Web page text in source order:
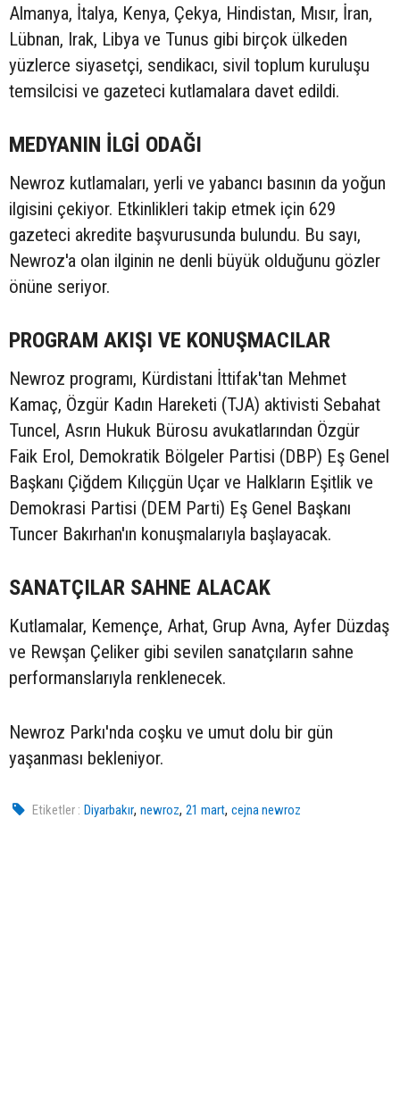
Almanya, İtalya, Kenya, Çekya, Hindistan, Mısır, İran,
Lübnan, Irak, Libya ve Tunus gibi birçok ülkeden
yüzlerce siyasetçi, sendikacı, sivil toplum kuruluşu
temsilcisi ve gazeteci kutlamalara davet edildi.
MEDYANIN İLGİ ODAĞI
Newroz kutlamaları, yerli ve yabancı basının da yoğun
ilgisini çekiyor. Etkinlikleri takip etmek için 629
gazeteci akredite başvurusunda bulundu. Bu sayı,
Newroz'a olan ilginin ne denli büyük olduğunu gözler
önüne seriyor.
PROGRAM AKIŞI VE KONUŞMACILAR
Newroz programı, Kürdistani İttifak'tan Mehmet
Kamaç, Özgür Kadın Hareketi (TJA) aktivisti Sebahat
Tuncel, Asrın Hukuk Bürosu avukatlarından Özgür
Faik Erol, Demokratik Bölgeler Partisi (DBP) Eş Genel
Başkanı Çiğdem Kılıçgün Uçar ve Halkların Eşitlik ve
Demokrasi Partisi (DEM Parti) Eş Genel Başkanı
Tuncer Bakırhan'ın konuşmalarıyla başlayacak.
SANATÇILAR SAHNE ALACAK
Kutlamalar, Kemençe, Arhat, Grup Avna, Ayfer Düzdaş
ve Rewşan Çeliker gibi sevilen sanatçıların sahne
performanslarıyla renklenecek.
Newroz Parkı'nda coşku ve umut dolu bir gün
yaşanması bekleniyor.
Etiketler : Diyarbakır,newroz,21 mart,cejna newroz